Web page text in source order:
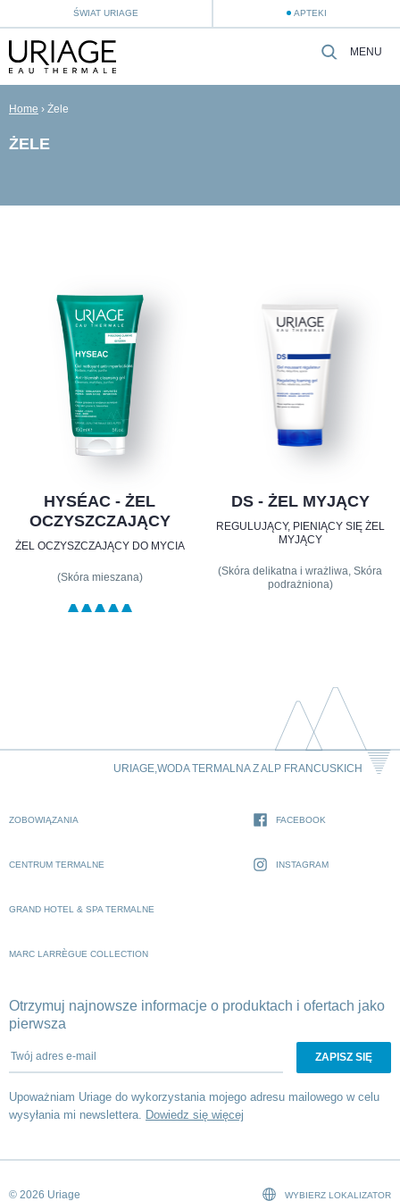
ŚWIAT URIAGE APTEKI
MENU
Home › Żele
ŻELE
HYSÉAC - ŻEL
OCZYSZCZAJĄCY
ŻEL OCZYSZCZAJĄCY DO MYCIA
(Skóra mieszana)
DS - ŻEL MYJĄCY
REGULUJĄCY, PIENIĄCY SIĘ ŻEL
MYJĄCY
(Skóra delikatna i wrażliwa, Skóra
podrażniona)
URIAGE,WODA TERMALNA Z ALP FRANCUSKICH
ZOBOWIĄZANIA
CENTRUM TERMALNE
GRAND HOTEL & SPA TERMALNE
MARC LARRÈGUE COLLECTION
FACEBOOK
INSTAGRAM
Otrzymuj najnowsze informacje o produktach i ofertach jako
pierwsza
Twój adres e-mail
Upoważniam Uriage do wykorzystania mojego adresu mailowego w celu
wysyłania mi newslettera.
Dowiedz się więcej
© 2026 Uriage WYBIERZ LOKALIZATOR